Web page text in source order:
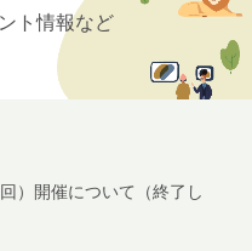
ト情報など
）開催について（終了し